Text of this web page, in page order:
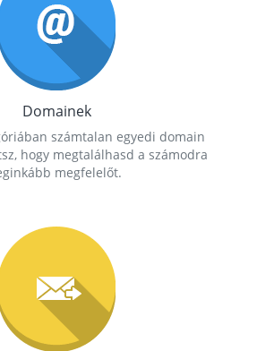
Domainek
számtalan egyedi domain
hogy megtalálhasd a számodra
megfelelőt.